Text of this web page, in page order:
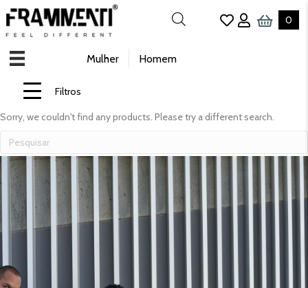
0
Mulher Homem
Filtros
Sorry, we couldn't find any products. Please try a different search.